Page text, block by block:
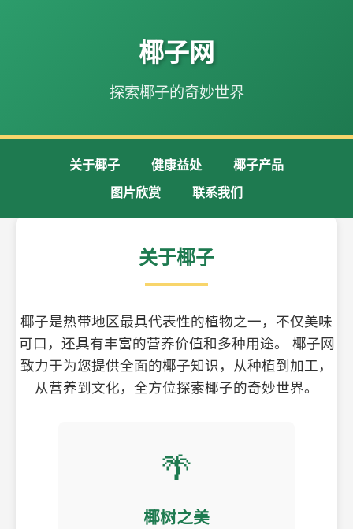
椰子网
探索椰子的奇妙世界
关于椰子 健康益处
椰子产品
图片欣赏
联系我们
关于椰子
椰子是热带地区最具代表性的植物之一，不仅美味
可口，还具有丰富的营养价值和多种用途。 椰子网
致力于为您提供全面的椰子知识，从种植到加工，
从营养到文化，全方位探索椰子的奇妙世界。
🌴
椰树之美